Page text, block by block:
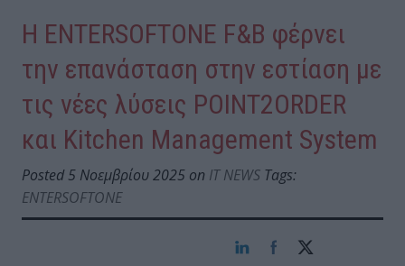
Η ENTERSOFTONE F&B φέρνει
την επανάσταση στην εστίαση με
τις νέες λύσεις POINT2ORDER
και Kitchen Management System
Posted 5 Νοεμβρίου 2025 on IT NEWS Tags:
ENTERSOFTONE